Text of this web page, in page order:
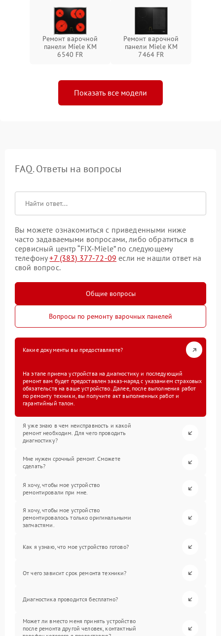
Ремонт варочной
панели Miele KM
6540 FR
Ремонт варочной
панели Miele KM
7464 FR
Показать все модели
FAQ. Ответы на вопросы
Вы можете ознакомиться с приведенными ниже
часто задаваемыми вопросами, либо обратиться в
сервисный центр “FIX-Miele” по следующему
телефону+7 (383) 377-72-09 если не нашли ответ на
свой вопрос.
Общие вопросы
Вопросы по ремонту варочных панелей
Какие документы вы предоставляете?
На этапе приема устройства на диагностику и последующий
ремонт вам будет предоставлен заказ-наряд с указанием страховых
обязательств на ваше устройство. Далее, после выполнения работ
по ремонту техники, вы получите акт выполненных работ и
гарантийный талон.
Я уже знаю в чем неисправность и какой
ремонт необходим. Для чего проводить
диагностику?
Мне нужен срочный ремонт. Сможете
сделать?
Я хочу, чтобы мое устройство
ремонтировали при мне.
Я хочу, чтобы мое устройство
ремонтировалось только оригинальными
запчастями.
Как я узнаю, что мое устройство готово?
От чего зависит срок ремонта техники?
Диагностика проводится бесплатно?
Может ли вместо меня принять устройство
после ремонта другой человек, контактный